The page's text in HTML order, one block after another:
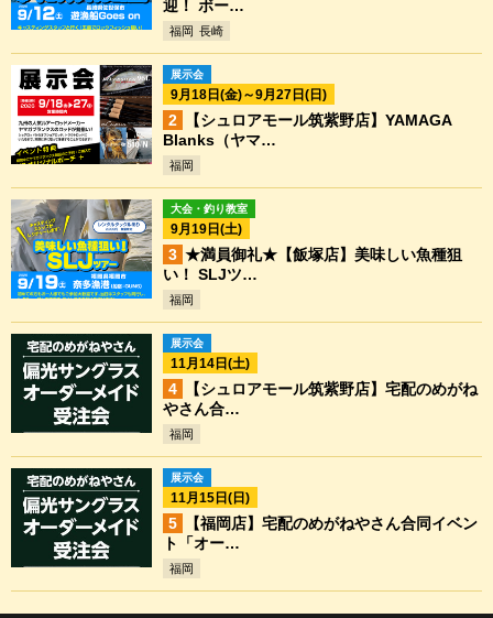
迎！ ボー…
福岡 長崎
展示会
9月18日(金)～9月27日(日)
【シュロアモール筑紫野店】YAMAGA
Blanks（ヤマ…
福岡
大会・釣り教室
9月19日(土)
★満員御礼★【飯塚店】美味しい魚種狙
い！ SLJツ…
福岡
展示会
11月14日(土)
【シュロアモール筑紫野店】宅配のめがね
やさん合…
福岡
展示会
11月15日(日)
【福岡店】宅配のめがねやさん合同イベン
ト「オー…
福岡